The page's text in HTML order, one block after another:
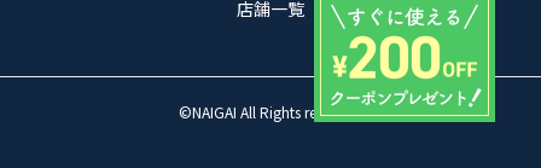
店舗一覧
©NAIGAI All Rights reserved.